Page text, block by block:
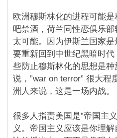
欧洲穆斯林化的进程可能
吧禁酒，荷兰同性恋俱乐
太可能。因为伊斯兰国家
要重新回到中世纪黑暗时
些防止穆斯林化的思想是
说，”war on terror” 很大
洲人来说，这是一场内战。
很多人指责美国是”帝国主
义。帝国主义应该是你理